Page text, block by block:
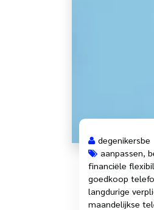
degenikersbe
aanpassen,
financiële
goedkoop
langdurige
maandelijkse